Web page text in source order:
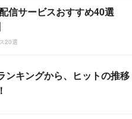
信サービスおすすめ40選
20選
ンキングから、ヒットの推移